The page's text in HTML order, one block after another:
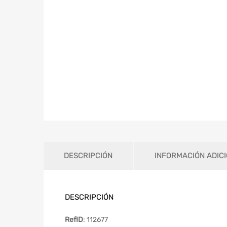
DESCRIPCIÓN INFORMACIÓN
DESCRIPCIÓN
RefID: 112677